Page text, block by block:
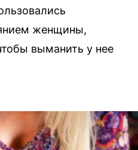
женщины,
выманить у нее